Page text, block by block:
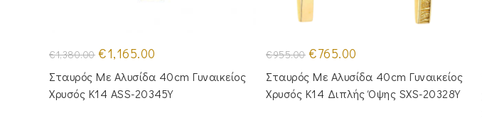
€1,380.00 Original
price
was:
€1,380.00.
€1,165.00
τιμή
είναι:
€1,165.00.
Σταυρός Mε Aλυσίδα 40cm Γυναικείος
Χρυσός Κ14 ASS-20345Y
€955.00 Original
price
was:
€955.00.
€765.00
τιμή
είναι:
€765.00.
Σταυρός Με Αλυσίδα 40cm Γυναικείος
Χρυσός Κ14 Διπλής Όψης SXS-20328Y